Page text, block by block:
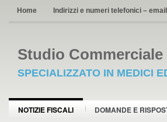
Home Indirizzi e numeri telefonici – email
Studio
SPECIALIZZATO IN MEDICI
NOTIZIE FISCALI DOMANDE E